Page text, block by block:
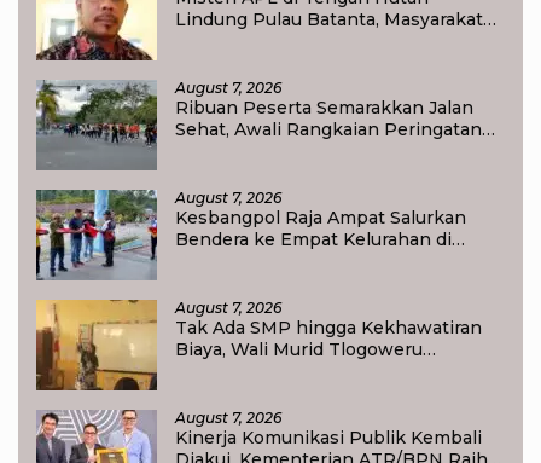
Lindung Pulau Batanta, Masyarakat
August 7, 2026
Ribuan Peserta Semarakkan Jalan
Sehat, Awali Rangkaian Peringatan
August 7, 2026
Kesbangpol Raja Ampat Salurkan
Bendera ke Empat Kelurahan di
August 7, 2026
Tak Ada SMP hingga Kekhawatiran
Biaya, Wali Murid Tlogoweru
August 7, 2026
Kinerja Komunikasi Publik Kembali